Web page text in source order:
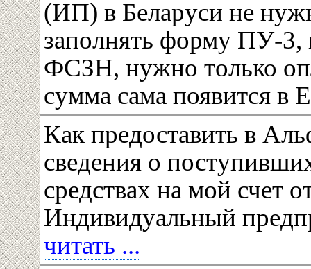
(ИП) в Беларуси не
заполнять форму ПУ-3,
ФСЗН, нужно только
сумма сама появится
Как предоставить в
сведения о
средствах на мой счет
Индивидуальный
читать ...